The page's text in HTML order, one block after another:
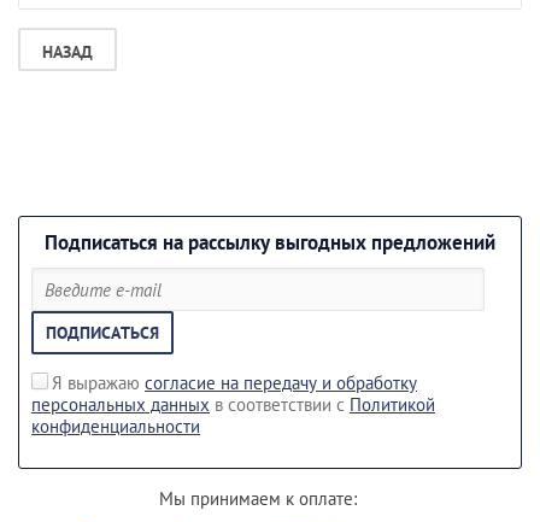
НАЗАД
Подписаться на рассылку выгодных предложений
Я выражаю согласие на передачу и обработку
персональных данных в соответствии с Политикой
конфиденциальности
ПОДПИСАТЬСЯ
Мы принимаем к оплате: